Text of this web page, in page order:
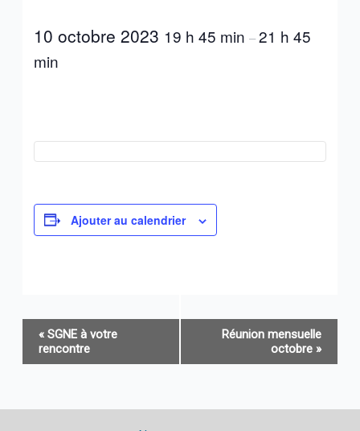
10 octobre 2023 19 h 45 min–21 h 45
min
Ajouter au calendrier
Navigation
Évènement
«SGNE à votre
rencontre
Réunion mensuelle
octobre»